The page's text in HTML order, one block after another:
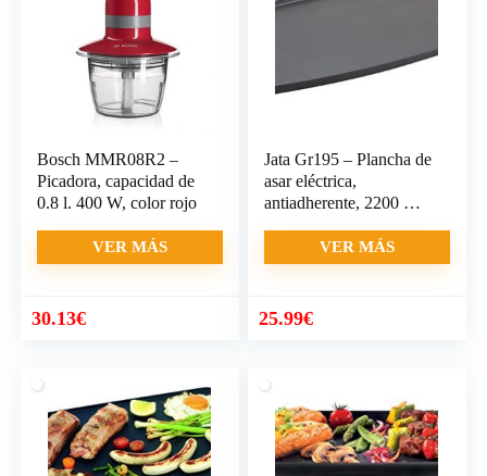
Bosch MMR08R2 –
Picadora, capacidad de
0.8 l. 400 W, color rojo
VER MÁS
30.13€
Jata Gr195 – Plancha de
asar eléctrica,
antiadherente, 2200 W,
VER MÁS
25.99€